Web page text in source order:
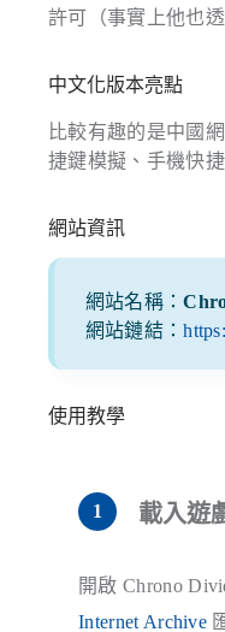
許可（事實上他也
中文化版本亮點
比較有趣的是中國
捷鍵模擬、手機快
網站資訊
網站名稱：
網站鏈結：
使用教學
載入遊
開啟 Chrono
Internet Archive